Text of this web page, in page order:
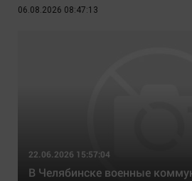
06.08.2026 08:47:13
22.06.2026 15:57:04
В Челябинске военные